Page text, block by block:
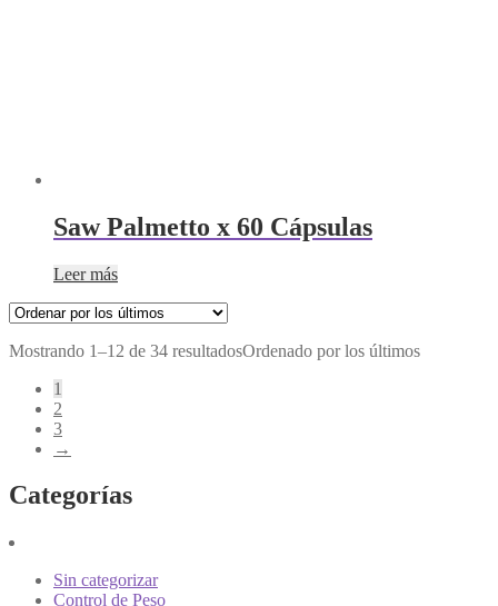
Saw Palmetto x 60 Cápsulas
Leer más
Mostrando 1–12 de 34 resultadosOrdenado por los últimos
1
2
3
→
Categorías
Sin categorizar
Control de Peso